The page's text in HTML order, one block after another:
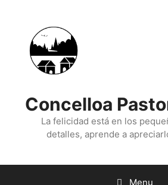
content
Concelloa
La felicidad está en los
detalles, aprende a
Menu